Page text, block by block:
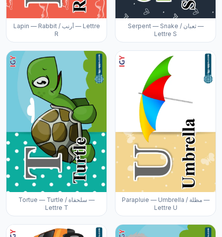
Lapin — Rabbit / أرنب — Lettre
R
Serpent — Snake / ثعبان —
Lettre S
Tortue — Turtle / سلحفاة —
Lettre T
Parapluie — Umbrella / مظلة —
Lettre U